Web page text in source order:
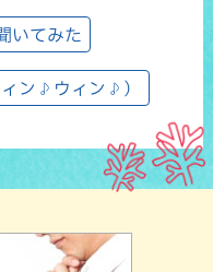
いてみた
ン♪ウィン♪）